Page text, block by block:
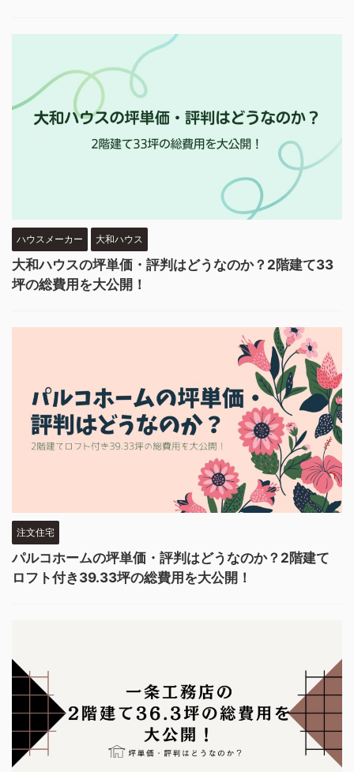
ハウスメーカー 大和ハウス
大和ハウスの坪単価・評判はどうなのか？2階建て33
坪の総費用を大公開！
注文住宅
パルコホームの坪単価・評判はどうなのか？2階建て
ロフト付き39.33坪の総費用を大公開！